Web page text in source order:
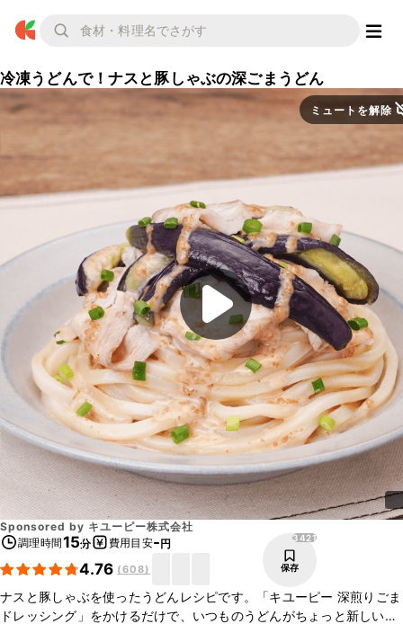
冷凍うどんで！ナスと豚しゃぶの深ごまうどん
ミュートを解除
Sponsored by キユーピー株式会社
調理時間15分 費用目安-円
4.76 (608)
3421
保存
ナスと豚しゃぶを使ったうどんレシピです。「キユーピー 深煎りごま
ドレッシング」をかけるだけで、いつものうどんがちょっと新しい味